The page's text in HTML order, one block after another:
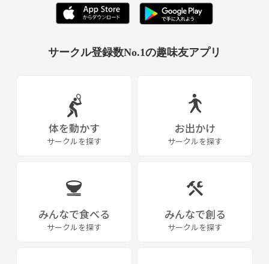
サークル登録数No.1の趣味友アプリ
体を動かす
サークルを探す
お出かけ
サークルを探す
みんなで食べる
サークルを探す
みんなで創る
サークルを探す